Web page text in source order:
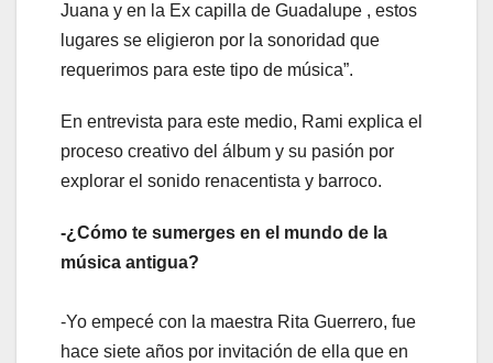
Juana y en la Ex capilla de Guadalupe , estos
lugares se eligieron por la sonoridad que
requerimos para este tipo de música”.
En entrevista para este medio, Rami explica el
proceso creativo del álbum y su pasión por
explorar el sonido renacentista y barroco.
-¿Cómo te sumerges en el mundo de la
música antigua?
-Yo empecé con la maestra Rita Guerrero, fue
hace siete años por invitación de ella que en